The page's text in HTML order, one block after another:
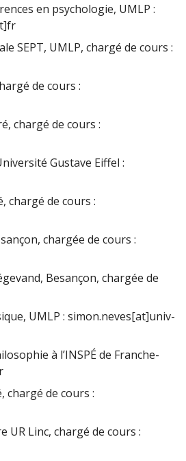
en psychologie, UMLP :
SEPT, UMLP, chargé de cours :
de cours :
chargé de cours :
Gustave Eiffel :
chargé de cours :
chargée de cours :
Besançon, chargée de
UMLP : simon.neves[at]univ-
à l’INSPÉ de Franche-
chargé de cours :
UR Linc, chargé de cours :